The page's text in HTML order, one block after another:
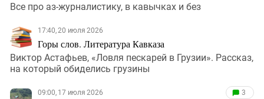
Все про аз-журналистику, в кавычках и без
17:40, 20 июля 2026
Горы слов. Литература Кавказа
Виктор Астафьев, «Ловля пескарей в Грузии». Рассказ,
на который обиделись грузины
09:00, 17 июля 2026 3